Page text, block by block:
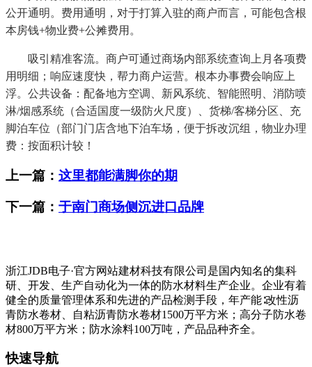
公开通明。费用通明，对于打算入驻的商户而言，可能包含根
本房钱+物业费+公摊费用。
吸引精准客流。商户可通过商场内部系统查询上月各项费
用明细；响应速度快，帮力商户运营。根本办事费会响应上
浮。公共设备：配备地方空调、新风系统、智能照明、消防喷
淋/烟感系统（合适国度一级防火尺度）、货梯/客梯分区、充
脚泊车位（部门门店含地下泊车场，便于拆改沉组，物业办理
费：按面积计较！
上一篇： 这里都能满脚你的期
下一篇： 于南门商场侧沉进口品牌
浙江JDB电子·官方网站建材科技有限公司是国内知名的集科
研、开发、生产自动化为一体的防水材料生产企业。企业有着
健全的质量管理体系和先进的产品检测手段，年产能∶改性沥
青防水卷材、自粘沥青防水卷材1500万平方米；高分子防水卷
材800万平方米；防水涂料100万吨，产品品种齐全。
快速导航